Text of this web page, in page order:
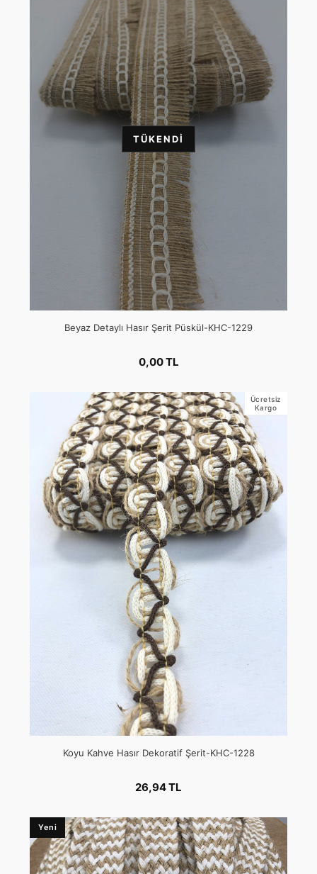
TÜKENDI
Beyaz Detaylı Hasır Şerit Püskül-KHC-1229
0,00 TL
Ücretsiz
Kargo
Koyu Kahve Hasır Dekoratif Şerit-KHC-1228
26,94 TL
Yeni